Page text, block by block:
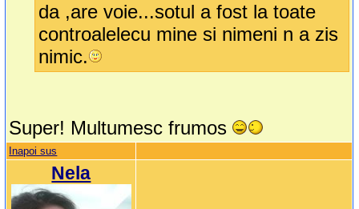
da ,are voie...sotul a fost la toate
controalelecu mine si nimeni n a zis
nimic.
Super! Multumesc frumos
Inapoi sus
Nela